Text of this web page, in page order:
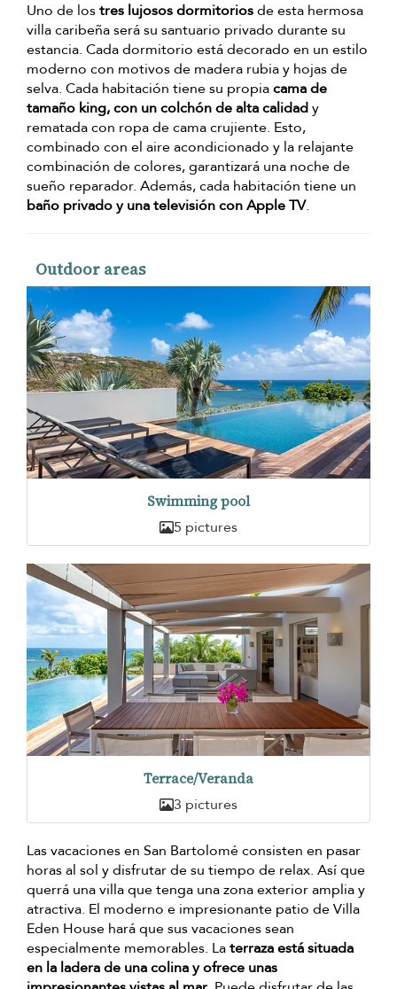
Uno de lostres lujosos dormitoriosde esta hermosa
villa caribeña será su santuario privado durante su
estancia. Cada dormitorio está decorado en un estilo
moderno con motivos de madera rubia y hojas de
selva. Cada habitación tiene su propiacama de
tamaño king, con un colchón de alta calidady
rematada con ropa de cama crujiente. Esto,
combinado con el aire acondicionado y la relajante
combinación de colores, garantizará una noche de
sueño reparador. Además, cada habitación tiene un
baño privado y una televisión con Apple TV.
Outdoor areas
Swimming pool
5 pictures
Terrace/Veranda
3 pictures
Las vacaciones en San Bartolomé consisten en pasar
horas al sol y disfrutar de su tiempo de relax. Así que
querrá una villa que tenga una zona exterior amplia y
atractiva. El moderno e impresionante patio de Villa
Eden House hará que sus vacaciones sean
especialmente memorables. Laterraza está situada
en la ladera de una colina y ofrece unas